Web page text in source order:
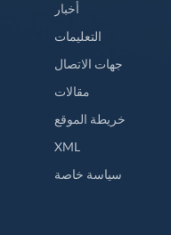
أخبار
التعليمات
جهات الاتصال
مقالات
خريطة الموقع
XML
سياسة خاصة